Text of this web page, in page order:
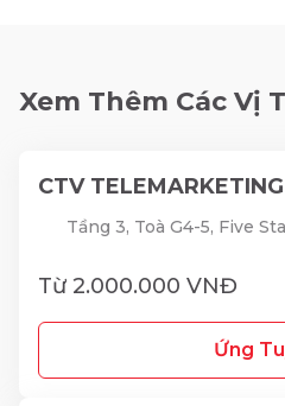
Xem Thêm Các Vị
CTV
Tầng 3, Toà G4-5, Five
Từ 2.000.000 VNĐ
Ứng